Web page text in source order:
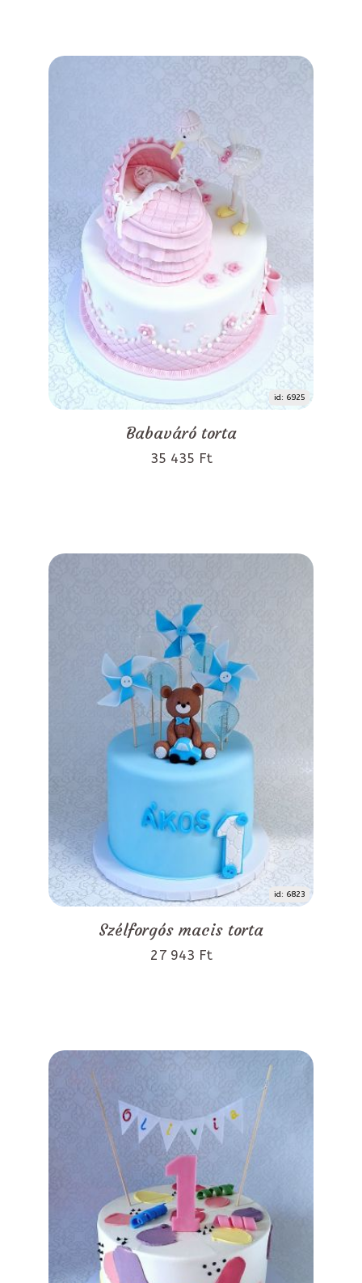
id: 6925
Babaváró torta
35 435 Ft
id: 6823
Szélforgós macis torta
27 943 Ft